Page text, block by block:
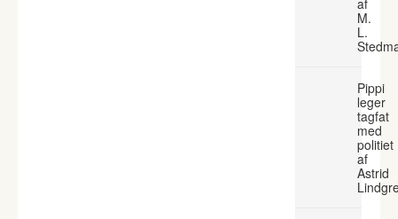
af
M.
L.
Pippi
leger
tagfat
med
politiet
af
Astrid